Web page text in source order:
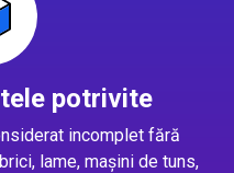
potrivite
incomplet fără
lame, mașini de tuns,